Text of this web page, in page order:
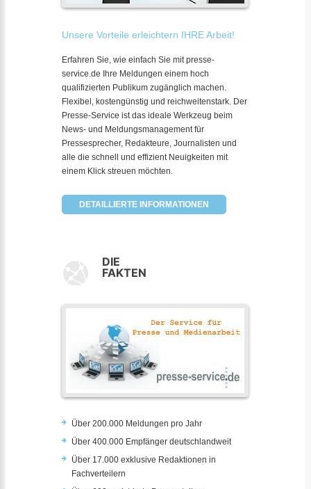
Unsere Vorteile erleichtern IHRE Arbeit!
Erfahren Sie, wie einfach Sie mit presse-
service.de Ihre Meldungen einem hoch
qualifizierten Publikum zugänglich machen.
Flexibel, kostengünstig und reichweitenstark. Der
Presse-Service ist das ideale Werkzeug beim
News- und Meldungsmanagement für
Pressesprecher, Redakteure, Journalisten und
alle die schnell und effizient Neuigkeiten mit
einem Klick streuen möchten.
DETAILLIERTE INFORMATIONEN
DIE
FAKTEN
Über 200.000 Meldungen pro Jahr
Über 400.000 Empfänger deutschlandweit
Über 17.000 exklusive Redaktionen in
Fachverteilern